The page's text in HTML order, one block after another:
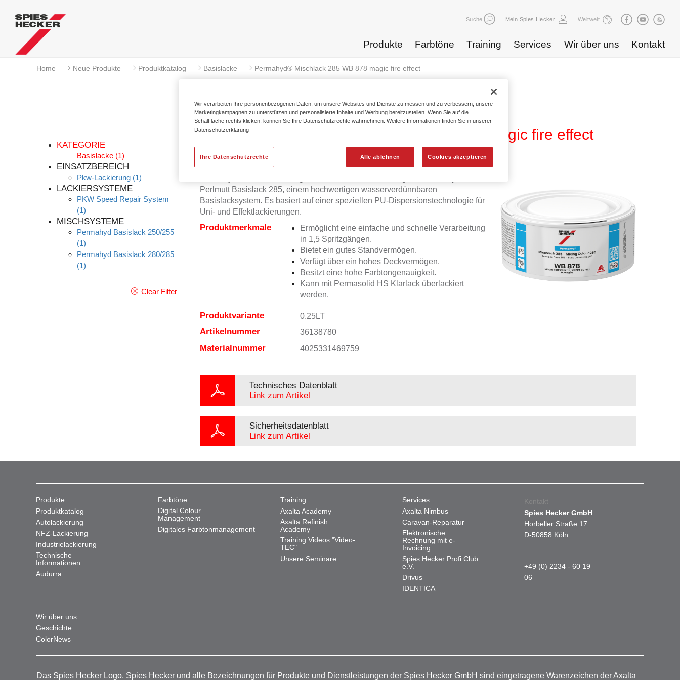
Suche Mein Spies Hecker Weltweit
Produkte Farbtöne Training Services Wir über uns Kontakt
Home Neue Produkte Produktkatalog Basislacke Permahyd® Mischlack 285 WB 878 magic fire effect
KATEGORIE
Basislacke (1)
EINSATZBEREICH
Pkw-Lackierung (1)
LACKIERSYSTEME
PKW Speed Repair System
(1)
MISCHSYSTEME
Permahyd Basislack 250/255
(1)
Permahyd Basislack 280/285
(1)
Clear Filter
Permahyd® Mischlack 285 WB 878 magic fire effect
Perlmutt Basislack 285, einem hochwertigen wasserverdünnbaren
Basislacksystem. Es basiert auf einer speziellen PU-Dispersionstechnologie für
Uni- und Effektlackierungen.
Produktmerkmale
Ermöglicht eine einfache und schnelle Verarbeitung
in 1,5 Spritzgängen.
Bietet ein gutes Standvermögen.
Verfügt über ein hohes Deckvermögen.
Besitzt eine hohe Farbtongenauigkeit.
Kann mit Permasolid HS Klarlack überlackiert
werden.
Produktvariante 0.25LT
Artikelnummer 36138780
Materialnummer 4025331469759
Technisches Datenblatt
Link zum Artikel
Sicherheitsdatenblatt
Link zum Artikel
Produkte
Produktkatalog
Autolackierung
NFZ-Lackierung
Industrielackierung
Technische
Informationen
Audurra
Farbtöne
Digital Colour
Management
Digitales Farbtonmanagement
Training
Axalta Academy
Axalta Refinish
Academy
Training Videos "Video-
TEC"
Unsere Seminare
Services
Axalta Nimbus
Caravan-Reparatur
Elektronische
Rechnung mit e-
Invoicing
Spies Hecker Profi Club
e.V.
Drivus
IDENTICA
Wir über uns
Geschichte
ColorNews
Kontakt
Spies Hecker GmbH
Horbeller Straße 17
D-50858 Köln
+49 (0) 2234 - 60 19
06
Das Spies Hecker Logo, Spies Hecker und alle Bezeichnungen für Produkte und Dienstleistungen der Spies Hecker GmbH sind eingetragene Warenzeichen der Axalta
Wir verarbeiten Ihre personenbezogenen Daten, um unsere Websites und Dienste zu messen und zu verbessern, unsere
Marketingkampagnen zu unterstützen und personalisierte Inhalte und Werbung bereitzustellen. Wenn Sie auf die
Schaltfläche rechts klicken, können Sie Ihre Datenschutzrechte wahrnehmen. Weitere Informationen finden Sie in unserer
Datenschutzerklärung
Alle ablehnen Cookies akzeptieren
Ihre Datenschutzrechte